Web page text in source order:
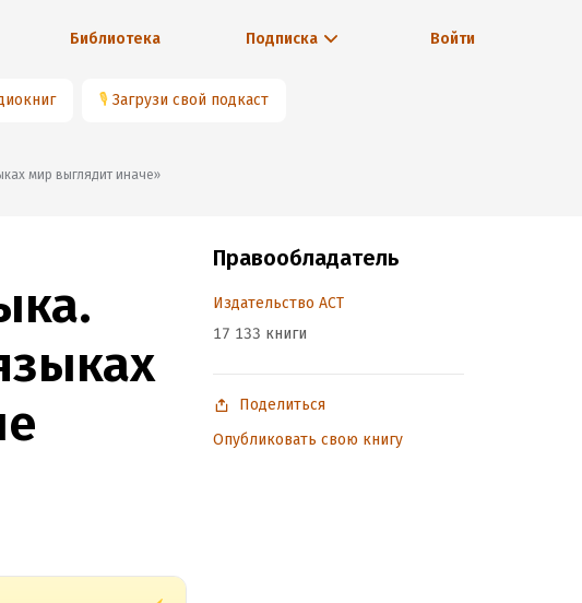
Библиотека Подписка Войти
🎙 Загрузи свой подкаст
мир выглядит иначе»
Правообладатель
Издательство АСТ
17 133 книги
Поделиться
Опубликовать свою книгу